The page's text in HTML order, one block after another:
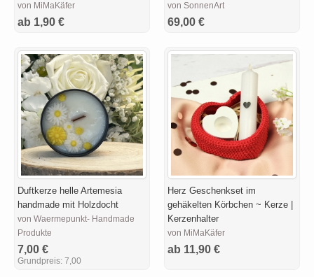
von MiMaKäfer
ab 1,90 €
von SonnenArt
69,00 €
Duftkerze helle Artemesia
handmade mit Holzdocht
von Waermepunkt- Handmade
Produkte
7,00 €
Grundpreis: 7,00
Herz Geschenkset im
gehäkelten Körbchen ~ Kerze |
Kerzenhalter
von MiMaKäfer
ab 11,90 €